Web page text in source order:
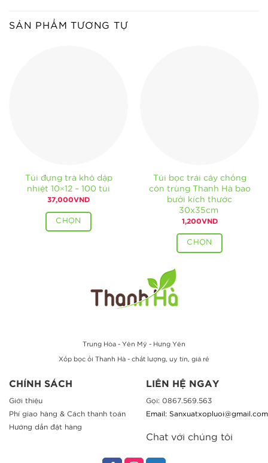
SẢN PHẨM TƯƠNG TỰ
Túi đựng trà khô dập
nhiệt 10×12 – 100 túi
37,000VND
CHỌN
Túi bọc trái cây chống
côn trùng Thanh Hà bao
bưởi kích thước
30x35cm
1,200VND
CHỌN
Trung Hòa - Yên Mỹ - Hưng Yên
Xốp bọc ổi Thanh Hà - chất lượng, uy tín, giá rẻ
CHÍNH SÁCH
Giới thiệu
Phí giao hàng & Cách thanh toán
Hướng dẫn đặt hàng
LIÊN HỆ NGAY
Gọi: 0867.569.563
Email: Sanxuatxopluoi@gmail.com
Chat với chúng tôi